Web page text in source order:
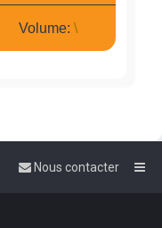
Nous contacter